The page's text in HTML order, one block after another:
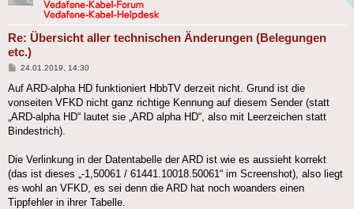
Re: Übersicht aller technischen Änderungen (Belegungen
etc.)
Beitrag
24.01.2019, 14:30
Auf ARD-alpha HD funktioniert HbbTV derzeit nicht. Grund ist die
vonseiten VFKD nicht ganz richtige Kennung auf diesem Sender (statt
„ARD-alpha HD“ lautet sie „ARD alpha HD“, also mit Leerzeichen statt
Bindestrich).
Die Verlinkung in der Datentabelle der ARD ist wie es aussieht korrekt
(das ist dieses „-1,50061 / 61441.10018.50061“ im Screenshot), also liegt
es wohl an VFKD, es sei denn die ARD hat noch woanders einen
Tippfehler in ihrer Tabelle.